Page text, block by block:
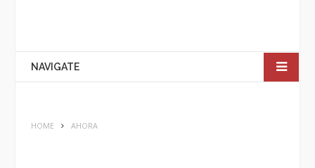
NAVIGATE
HOME AHORA